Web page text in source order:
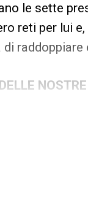
le sette
reti per lui
raddoppiare